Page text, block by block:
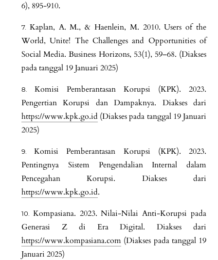
6), 895-910.
Kaplan, A. M., & Haenlein, M. 2010. Users of the
World, Unite! The Challenges and Opportunities of
Social Media. Business Horizons, 53(1), 59–68. (Diakses
pada tanggal 19 Januari 2025)
Komisi Pemberantasan Korupsi (KPK). 2023.
Pengertian Korupsi dan Dampaknya. Diakses dari
https://www.kpk.go.id (Diakses pada tanggal 19 Januari
2025)
Komisi Pemberantasan Korupsi (KPK). 2023.
Pentingnya Sistem Pengendalian Internal dalam
Pencegahan Korupsi. Diakses dari
https://www.kpk.go.id.
Kompasiana. 2023. Nilai-Nilai Anti-Korupsi pada
Generasi Z di Era Digital. Diakses dari
https://www.kompasiana.com (Diakses pada tanggal 19
Januari 2025)